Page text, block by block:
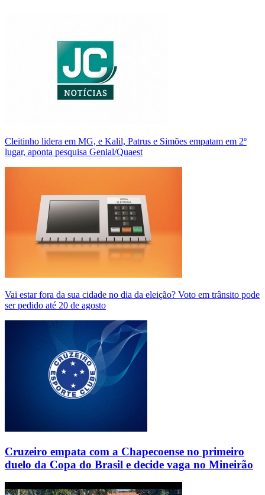
Cleitinho lidera em MG, e Kalil, Patrus e Simões empatam em 2º
lugar, aponta pesquisa Genial/Quaest
Vai estar fora da sua cidade no dia da eleição? Voto em trânsito pode
ser pedido até 20 de agosto
Cruzeiro empata com a Chapecoense no primeiro
duelo da Copa do Brasil e decide vaga no Mineirão